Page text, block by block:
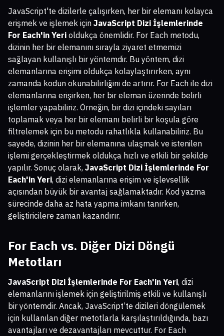
JavaScript'te dizilerle çalışırken, her bir elemanı kolayca
erişmek ve işlemek için JavaScript Dizi İşlemlerinde
For Each'in Yeri oldukça önemlidir. For Each metodu,
dizinin her bir elemanını sırayla ziyaret etmemizi
sağlayan kullanışlı bir yöntemdir. Bu yöntem, dizi
elemanlarına erişimi oldukça kolaylaştırırken, aynı
zamanda kodun okunabilirliğini de artırır. For Each ile dizi
elemanlarına erişirken, her bir eleman üzerinde belirli
işlemler yapabiliriz. Örneğin, bir dizi içindeki sayıları
toplamak veya her bir elemanı belirli bir koşula göre
filtrelemek için bu metodu rahatlıkla kullanabiliriz. Bu
sayede, dizinin her bir elemanına ulaşmak ve istenilen
işlemi gerçekleştirmek oldukça hızlı ve etkili bir şekilde
yapılır. Sonuç olarak, JavaScript Dizi İşlemlerinde For
Each'in Yeri, dizi elemanlarına erişim ve işlevsellik
açısından büyük bir avantaj sağlamaktadır. Kod yazma
sürecinde daha az hata yapma imkanı tanırken,
geliştiricilere zaman kazandırır.
For Each vs. Diğer Dizi Döngü
Metotları
JavaScript Dizi İşlemlerinde For Each'in Yeri, dizi
elemanlarını işlemek için geliştirilmiş etkili ve kullanışlı
bir yöntemdir. Ancak, JavaScript’te dizileri döngülemek
için kullanılan diğer metotlarla karşılaştırıldığında, bazı
avantajları ve dezavantajları mevcuttur. For Each